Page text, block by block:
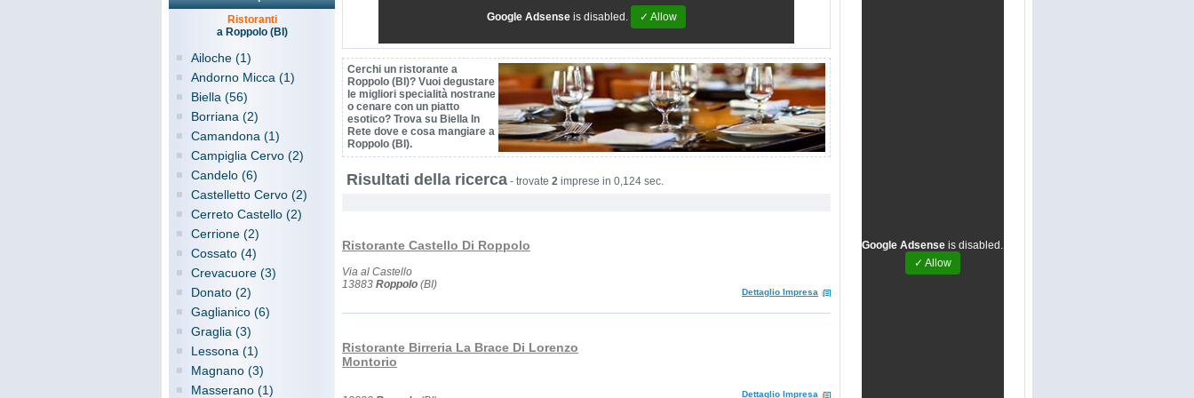
Ristoranti
a Roppolo (BI)
Ailoche (1)
Andorno Micca (1)
Biella (56)
Borriana (2)
Camandona (1)
Campiglia Cervo (2)
Candelo (6)
Castelletto Cervo (2)
Cerreto Castello (2)
Cerrione (2)
Cossato (4)
Crevacuore (3)
Donato (2)
Gaglianico (6)
Graglia (3)
Lessona (1)
Magnano (3)
Masserano (1)
Google Adsense is disabled. ✓ Allow
Cerchi un ristorante a
Roppolo (BI)? Vuoi degustare
le migliori specialità nostrane
o cenare con un piatto
esotico? Trova su Biella In
Rete dove e cosa mangiare a
Roppolo (BI).
Risultati della ricerca - trovate 2 imprese in 0,124 sec.
Ristorante Castello Di Roppolo
Via al Castello
13883 Roppolo (BI)
Dettaglio Impresa
Ristorante Birreria La Brace Di Lorenzo
Montorio
Dettaglio Impresa
Google Adsense is disabled.
✓ Allow